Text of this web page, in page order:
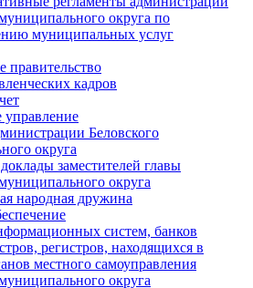
округа по
муниципальных услуг
правительство
кадров
Беловского
округа
заместителей главы
округа
народная дружина
систем, банков
регистров, находящихся в
местного самоуправления
округа